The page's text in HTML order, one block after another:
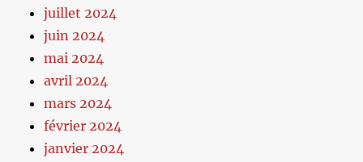
juillet 2024
juin 2024
mai 2024
avril 2024
mars 2024
février 2024
janvier 2024